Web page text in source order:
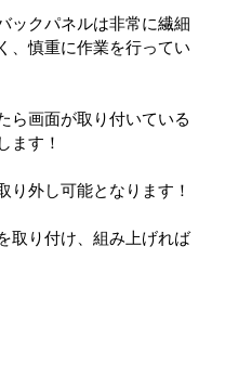
ックパネルは非常に繊細
、慎重に作業を行ってい
ら画面が取り付いている
ます！
り外し可能となります！
取り付け、組み上げれば